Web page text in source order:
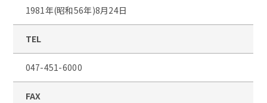
1981年(昭和56年)8月24日
TEL
047-451-6000
FAX